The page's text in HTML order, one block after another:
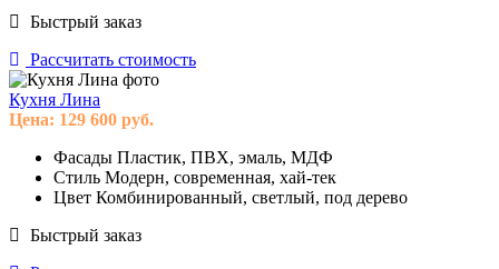
Быстрый заказ
Рассчитать стоимость
Кухня Лина
Цена: 129 600 руб.
Фасады Пластик, ПВХ, эмаль, МДФ
Стиль Модерн, современная, хай-тек
Цвет Комбинированный, светлый, под дерево
Быстрый заказ